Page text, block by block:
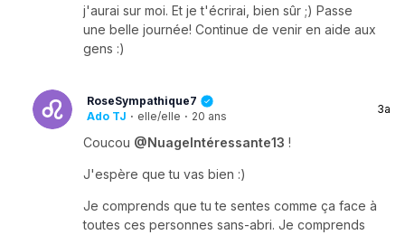
j'aurai sur moi. Et je t'écrirai, bien sûr ;) Passe
une belle journée! Continue de venir en aide aux
gens :)
RoseSympathique7
Ado TJ · elle/elle · 20 ans
3a
Coucou @NuageIntéressante13 !
J'espère que tu vas bien :)
Je comprends que tu te sentes comme ça face à
toutes ces personnes sans-abri. Je comprends